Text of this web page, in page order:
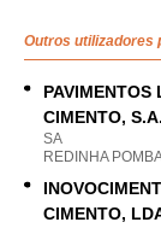
Outros utilizadores
PAVIMENTOS
CIMENTO, S.A.
SA
REDINHA
CIMENTO,